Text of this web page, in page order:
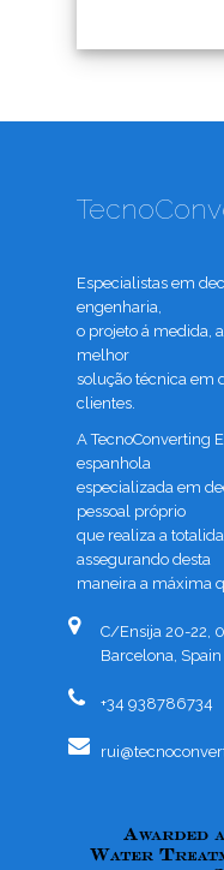
Especialistas em
engenharia,
o projeto á medida,
melhor
solução técnica em
clientes.
A TecnoConverting
espanhola
especializada em
pessoal próprio
que realiza a
assegurando desta
maneira a máxima
C/Ensija 20-22,
Barcelona, Spain
+34 938786734